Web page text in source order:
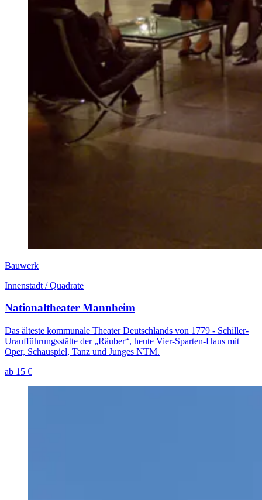
Bauwerk
Innenstadt / Quadrate
Nationaltheater Mannheim
Das älteste kommunale Theater Deutschlands von 1779 - Schiller-
Uraufführungsstätte der „Räuber“, heute Vier-Sparten-Haus mit
Oper, Schauspiel, Tanz und Junges NTM.
ab 15 €